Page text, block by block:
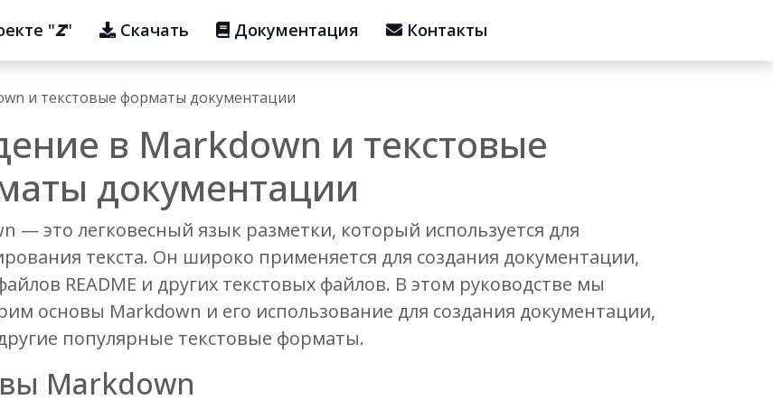
"Z" Скачать Документация Контакты
и текстовые форматы документации
в Markdown и текстовые
документации
— это легковесный язык разметки, который используется для
текста. Он широко применяется для создания документации,
README и других текстовых файлов. В этом руководстве мы
основы Markdown и его использование для создания документации,
популярные текстовые форматы.
Markdown